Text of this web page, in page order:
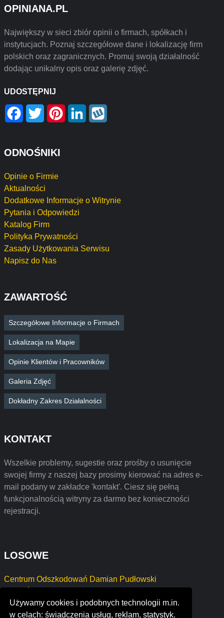
Używamy cookies i podobnych technologii m.in.
w celach: świadczenia usług, reklam, statystyk.
OPINIANA.PL
Największy w sieci zbiór opinii o firmach, spółkach i
instytucjach. Poznaj szczegółowe dane i lokalizację firm
polskich oraz zagranicznych. Promuj swoją działalność
dodając unikalny opis oraz galerię zdjęć.
UDOSTĘPNIJ
Facebook
Twitter PinterestLinkedIn
ODNOŚNIKI
Opinie o Firmie
Aktualności
Dodatkowe Informacje o Witrynie
Pytania i Odpowiedzi
Katalog Firm
Polityka Prywatności
Zasady Użytkowania Serwisu
Napisz do Nas
ZAWARTOŚĆ
Szczegółowe Informacje o Firmach
Lokalizacja na Mapie
Opinie Klientów i Pracowników
Galeria Zdjęć
Dokładny Zakres Działalności
KONTAKT
Wszelkie problemy, sugestie oraz prośby o usunięcie
swojej firmy z naszej bazy prosimy kierować na adres e-
mail podany w zakładce 'kontakt'. Ciesz się pełną
funkcjonalnością witryny za darmo bez konieczności
rejestracji.
LOSOWE
Centrum Odszkodowań Damian Pudłowski
Krystian Frajnagel ZAKŁAD OGÓLNOBUDOWLANY
goal boss